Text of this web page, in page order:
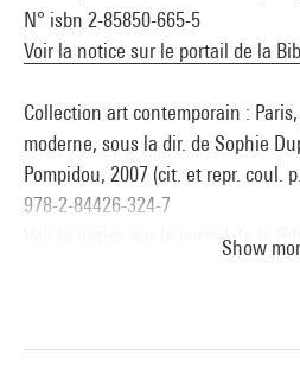
N° isbn 2-85850-665-5
Voir la notice sur le portail de la
Collection art contemporain :
moderne, sous la dir. de Sophie
Pompidou, 2007 (cit. et repr. coul.
978-2-84426-324-7
Voir la notice sur le portail de la
Show